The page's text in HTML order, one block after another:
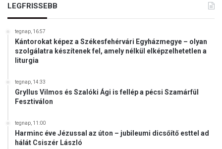
LEGFRISSEBB
tegnap, 16:57
Kántorokat képez a Székesfehérvári Egyházmegye – olyan
szolgálatra készítenek fel, amely nélkül elképzelhetetlen a
liturgia
tegnap, 14:33
Gryllus Vilmos és Szalóki Ági is fellép a pécsi Szamárfül
Fesztiválon
tegnap, 11:00
Harminc éve Jézussal az úton – jubileumi dicsőítő esttel ad
hálát Csiszér László